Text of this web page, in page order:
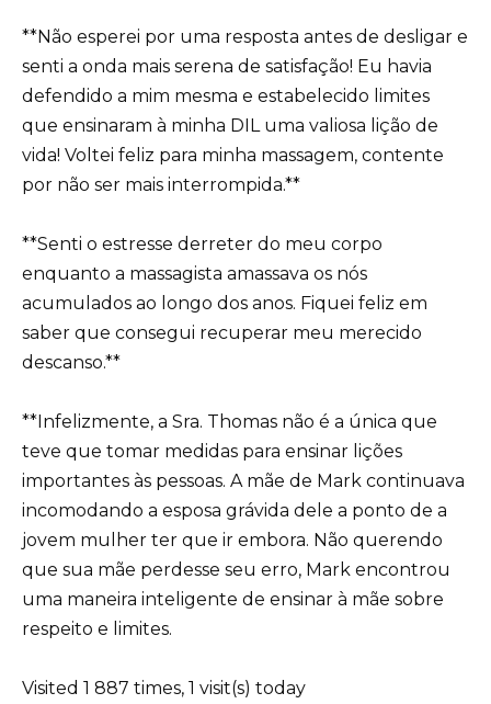
**Não esperei por uma resposta antes de desligar e
senti a onda mais serena de satisfação! Eu havia
defendido a mim mesma e estabelecido limites
que ensinaram à minha DIL uma valiosa lição de
vida! Voltei feliz para minha massagem, contente
por não ser mais interrompida.**
**Senti o estresse derreter do meu corpo
enquanto a massagista amassava os nós
acumulados ao longo dos anos. Fiquei feliz em
saber que consegui recuperar meu merecido
descanso.**
**Infelizmente, a Sra. Thomas não é a única que
teve que tomar medidas para ensinar lições
importantes às pessoas. A mãe de Mark continuava
incomodando a esposa grávida dele a ponto de a
jovem mulher ter que ir embora. Não querendo
que sua mãe perdesse seu erro, Mark encontrou
uma maneira inteligente de ensinar à mãe sobre
respeito e limites.
Visited 1 887 times, 1 visit(s) today